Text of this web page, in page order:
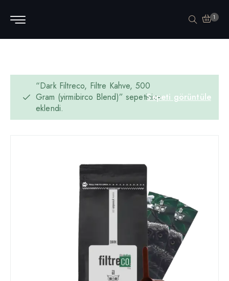
1
Sepeti görüntüle
“Dark Filtreco, Filtre Kahve, 500
Gram (yirmibirco Blend)” sepetinize
eklendi.